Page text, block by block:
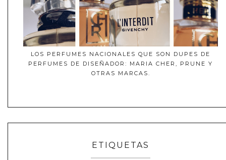
LOS PERFUMES NACIONALES QUE SON DUPES DE
PERFUMES DE DISEÑADOR: MARIA CHER, PRUNE Y
OTRAS MARCAS.
ETIQUETAS